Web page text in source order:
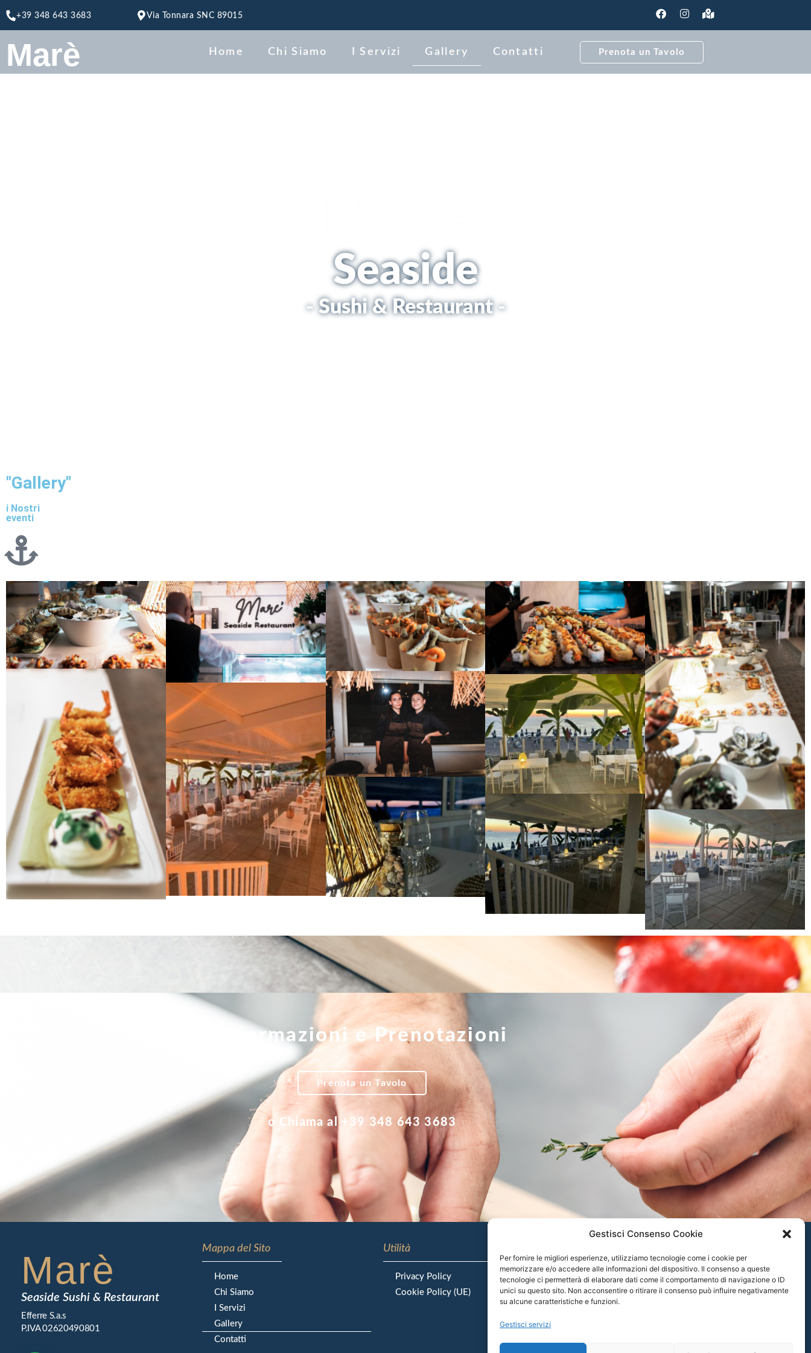
Gestisci Consenso Cookie
Per fornire le migliori esperienze, utilizziamo tecnologie come i cookie per
memorizzare e/o accedere alle informazioni del dispositivo. Il consenso a queste
tecnologie ci permetterà di elaborare dati come il comportamento di navigazione o ID
unici su questo sito. Non acconsentire o ritirare il consenso può influire negativamente
su alcune caratteristiche e funzioni.
Gestisci servizi
+39 348 643 3683 Via Tonnara SNC 89015
Marè Home Chi Siamo I Servizi Gallery Contatti Prenota un Tavolo
Seaside
- Sushi & Restaurant -
"Gallery"
i Nostri
eventi
Informazioni e Prenotazioni
Prenota un Tavolo
o Chiama al +39 348 643 3683
Marè
Seaside Sushi & Restaurant
Efferre S.a.s
P.IVA 02620490801
Mappa del Sito
Home
Chi Siamo
I Servizi
Gallery
Contatti
Utilità
Privacy Policy
Cookie Policy (UE)
89015 Palmi (RC)
+39 348 643 3683